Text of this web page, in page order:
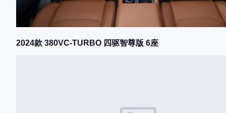
2024款 380VC-TURBO 四驱智尊版 6座